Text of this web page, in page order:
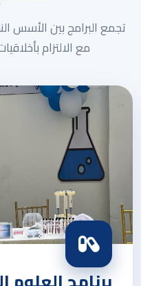
تجمع البرامج بين الأسس
مع الالتزام